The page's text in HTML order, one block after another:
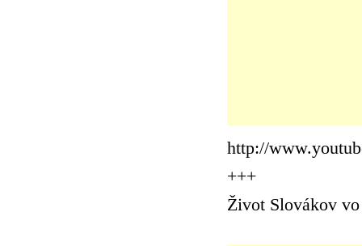
http://
+++
Život Slovákov